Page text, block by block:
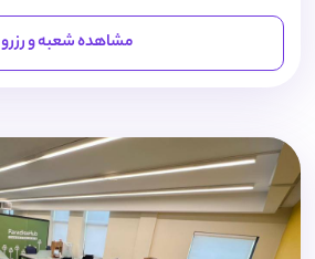
مشاهده شعبه و رزرو